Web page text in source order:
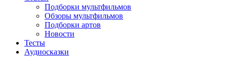
Подборки мультфильмов
Обзоры мультфильмов
Подборки артов
Новости
Тесты
Аудиосказки